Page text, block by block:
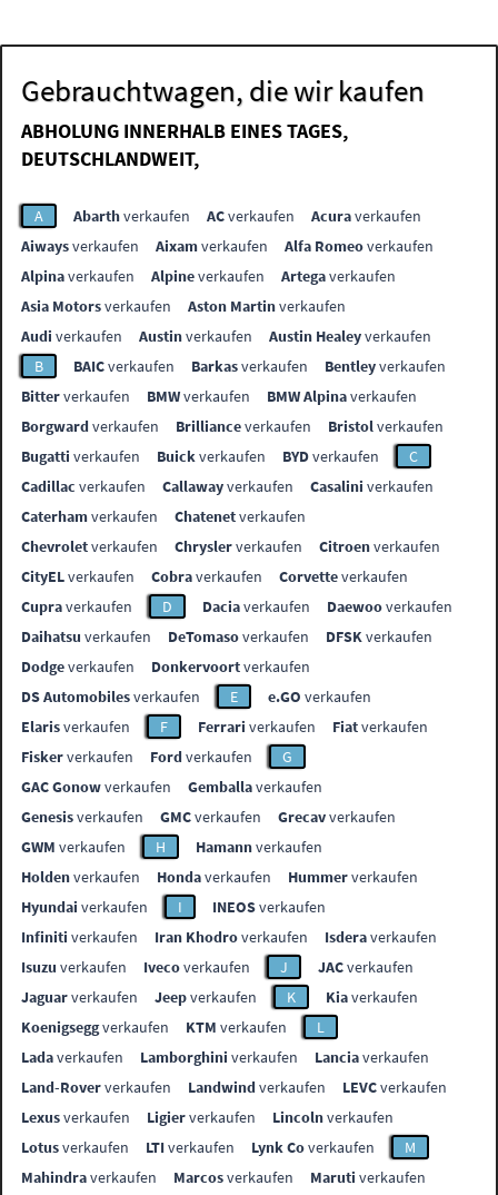
Gebrauchtwagen, die wir kaufen
ABHOLUNG INNERHALB EINES TAGES,
DEUTSCHLANDWEIT,
A Abarthverkaufen ACverkaufen Acuraverkaufen
Aiwaysverkaufen Aixamverkaufen Alfa Romeoverkaufen
Alpinaverkaufen Alpineverkaufen Artegaverkaufen
Asia Motorsverkaufen Aston Martinverkaufen
Audi verkaufen Austinverkaufen Austin Healeyverkaufen
B
BAICverkaufen Barkasverkaufen Bentleyverkaufen
Bitterverkaufen BMWverkaufen BMW Alpinaverkaufen
Borgwardverkaufen Brillianceverkaufen Bristolverkaufen
Bugatti verkaufen Buickverkaufen BYDverkaufen
C
Cadillac verkaufen Callawayverkaufen Casalini verkaufen
Caterhamverkaufen Chatenetverkaufen
Chevroletverkaufen Chryslerverkaufen Citroenverkaufen
CityELverkaufen Cobraverkaufen Corvetteverkaufen
Cupraverkaufen D Daciaverkaufen Daewooverkaufen
Daihatsu verkaufen DeTomasoverkaufen DFSKverkaufen
Dodgeverkaufen Donkervoortverkaufen
DS Automobilesverkaufen E e.GO verkaufen
Elarisverkaufen F Ferrari verkaufen Fiatverkaufen
Fiskerverkaufen Fordverkaufen
G
GAC Gonowverkaufen Gemballaverkaufen
Genesisverkaufen GMCverkaufen Grecavverkaufen
GWM verkaufen H Hamannverkaufen
Holdenverkaufen Hondaverkaufen Hummerverkaufen
Hyundai verkaufen I INEOSverkaufen
Infiniti verkaufen Iran Khodroverkaufen Isderaverkaufen
Isuzu verkaufen Ivecoverkaufen J JACverkaufen
Jaguarverkaufen Jeepverkaufen K Kiaverkaufen
Koenigseggverkaufen KTM verkaufen
L
Ladaverkaufen Lamborghini verkaufen Lanciaverkaufen
Land-Roververkaufen Landwindverkaufen LEVCverkaufen
Lexusverkaufen Ligierverkaufen Lincolnverkaufen
Lotusverkaufen LTIverkaufen Lynk Coverkaufen
M
Mahindraverkaufen Marcosverkaufen Maruti verkaufen